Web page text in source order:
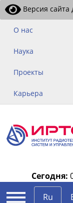
Версия сайта
О нас
Наука
Проекты
Карьера
Сегодня:
Ru